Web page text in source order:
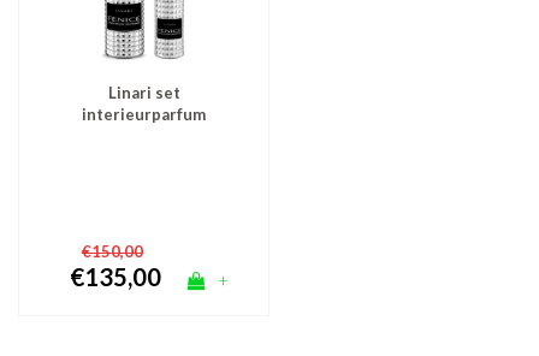
Linari set
interieurparfum
€150,00
€135,00 +